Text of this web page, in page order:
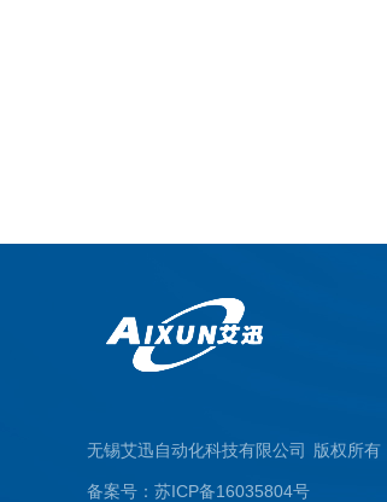
无锡艾迅自动化科技有限公司 版权所有
备案号： 苏ICP备16035804号